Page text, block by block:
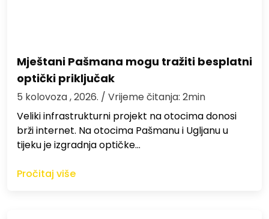
Mještani Pašmana mogu tražiti besplatni
optički priključak
5 kolovoza , 2026. / Vrijeme čitanja: 2min
Veliki infrastrukturni projekt na otocima donosi
brži internet. Na otocima Pašmanu i Ugljanu u
tijeku je izgradnja optičke…
Pročitaj više